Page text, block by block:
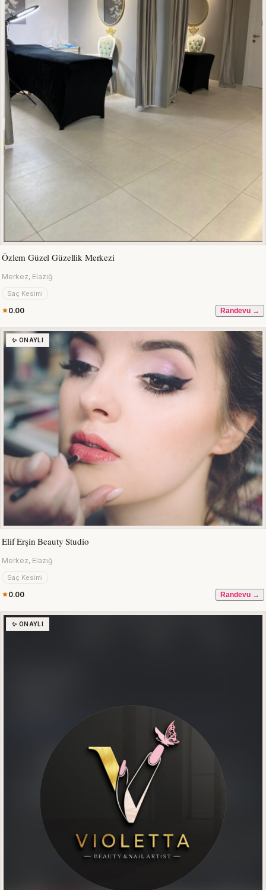
Özlem Güzel Güzellik Merkezi
Merkez, Elazığ
Saç Kesimi
0.00 Randevu →
✨ ONAYLI
Elif Erşin Beauty Studio
Merkez, Elazığ
Saç Kesimi
0.00 Randevu →
✨ ONAYLI